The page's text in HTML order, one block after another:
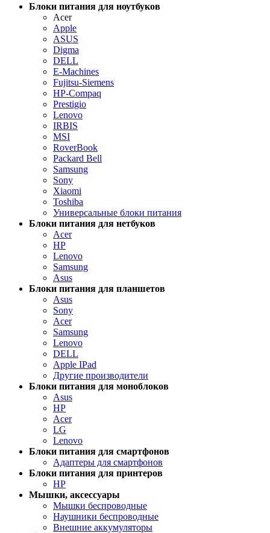
Блоки питания для ноутбуков
Acer
Apple
ASUS
Digma
DELL
E-Machines
Fujitsu-Siemens
HP-Compaq
Prestigio
Lenovo
IRBIS
MSI
RoverBook
Packard Bell
Samsung
Sony
Xiaomi
Toshiba
Универсальные блоки питания
Блоки питания для нетбуков
Acer
HP
Lenovo
Samsung
Asus
Блоки питания для планшетов
Asus
Sony
Acer
Samsung
Lenovo
DELL
Apple IPad
Другие производители
Блоки питания для моноблоков
Asus
HP
Acer
LG
Lenovo
Блоки питания для смартфонов
Адаптеры для смартфонов
Блоки питания для принтеров
HP
Мышки, аксессуары
Мышки беспроводные
Наушники беспроводные
Внешние аккумуляторы